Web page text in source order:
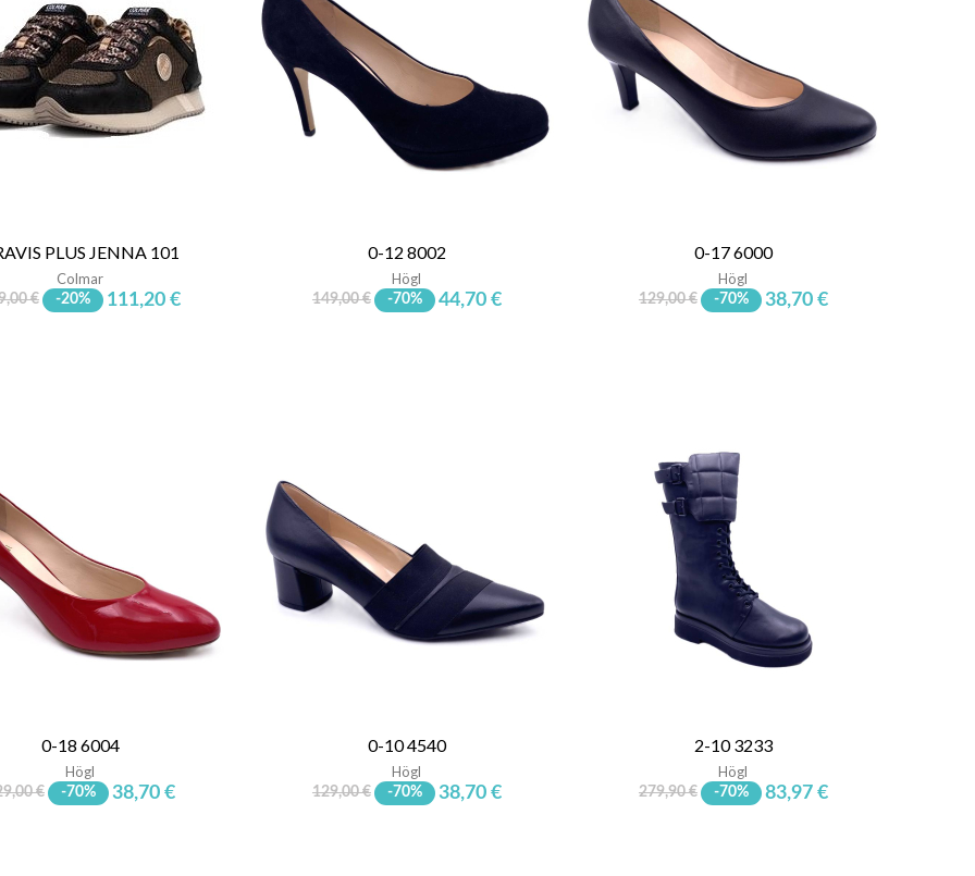
PLUS JENNA 101
Colmar
€ -20% 111,20 €
0-12 8002
Högl
149,00 € -70% 44,70 €
0-17 6000
Högl
129,00 € -70% 38,70 €
0-18 6004
Högl
€ -70% 38,70 €
0-10 4540
Högl
129,00 € -70% 38,70 €
2-10 3233
Högl
279,90 € -70% 83,97 €